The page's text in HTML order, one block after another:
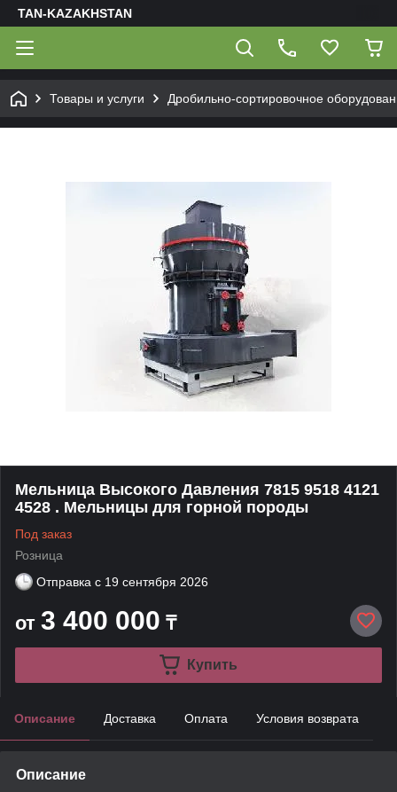
TAN-KAZAKHSTAN
Товары и услуги Дробильно-сортировочное
Мельница Высокого Давления 7815 9518 4121
4528 . Мельницы для горной породы
Под заказ
Розница
Отправка с 19 сентября 2026
от 3 400 000 ₸
Купить
Описание Доставка Оплата Условия возврата
Описание